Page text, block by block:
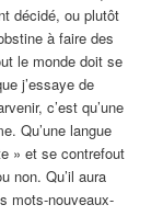
décidé, ou plutôt
à faire des
le monde doit se
j’essaye de
c’est qu’une
Qu’une langue
» et se contrefout
non. Qu’il aura
mots-nouveaux-